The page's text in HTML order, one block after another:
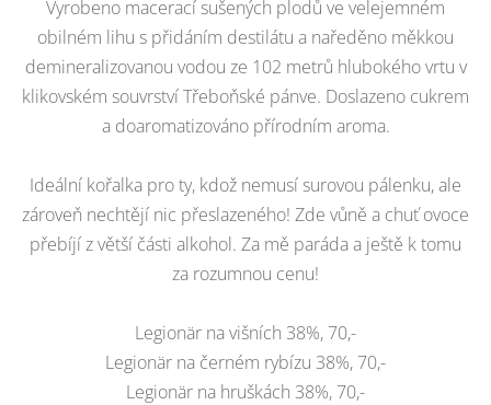
Vyrobeno macerací sušených plodů ve velejemném
obilném lihu s přidáním destilátu a naředěno měkkou
demineralizovanou vodou ze 102 metrů hlubokého vrtu v
klikovském souvrství Třeboňské pánve. Doslazeno cukrem
a doaromatizováno přírodním aroma.
Ideální kořalka pro ty, kdož nemusí surovou pálenku, ale
zároveň nechtějí nic přeslazeného! Zde vůně a chuť ovoce
přebíjí z větší části alkohol. Za mě paráda a ještě k tomu
za rozumnou cenu!
Legionär na višních 38%, 70,-
Legionär na černém rybízu 38%, 70,-
Legionär na hruškách 38%, 70,-